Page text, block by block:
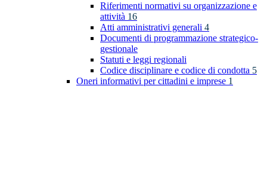
Riferimenti normativi su organizzazione e
attività 16
Atti amministrativi generali 4
Documenti di programmazione strategico-
gestionale
Statuti e leggi regionali
Codice disciplinare e codice di condotta 5
Oneri informativi per cittadini e imprese 1